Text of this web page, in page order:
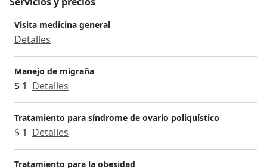
Visita medicina general
Detalles
Manejo de migraña
$ 1 Detalles
Tratamiento para síndrome de ovario poliquístico
$ 1 Detalles
Tratamiento para la obesidad